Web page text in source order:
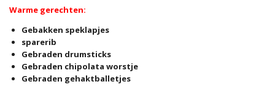
Warme gerechten:
Gebakken speklapjes
sparerib
Gebraden drumsticks
Gebraden chipolata worstje
Gebraden gehaktballetjes